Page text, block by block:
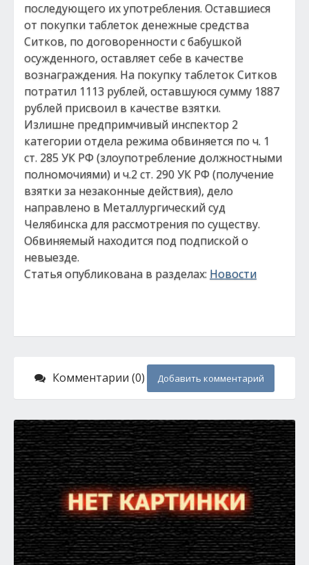
последующего их употребления. Оставшиеся
от покупки таблеток денежные средства
Ситков, по договоренности с бабушкой
осужденного, оставляет себе в качестве
вознаграждения. На покупку таблеток Ситков
потратил 1113 рублей, оставшуюся сумму 1887
рублей присвоил в качестве взятки.
Излишне предпримчивый инспектор 2
категории отдела режима обвиняется по ч. 1
ст. 285 УК РФ (злоупотребление должностными
полномочиями) и ч.2 ст. 290 УК РФ (получение
взятки за незаконные действия), дело
направлено в Металлургический суд
Челябинска для рассмотрения по существу.
Обвиняемый находится под подпиской о
невыезде.
Статья опубликована в разделах: Новости
Комментарии (0) Добавить комментарий